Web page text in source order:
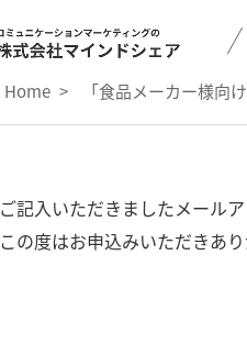
Home > 「食品メーカー様向
ご記入いただきましたメール
この度はお申込みいただきあ